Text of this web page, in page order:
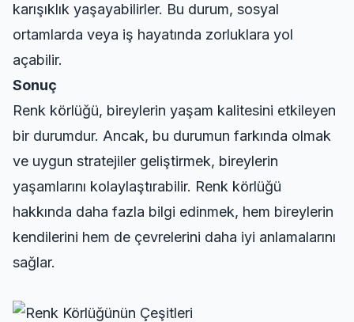
karışıklık yaşayabilirler. Bu durum, sosyal
ortamlarda veya iş hayatında zorluklara yol
açabilir.
Sonuç
Renk körlüğü, bireylerin yaşam kalitesini etkileyen
bir durumdur. Ancak, bu durumun farkında olmak
ve uygun stratejiler geliştirmek, bireylerin
yaşamlarını kolaylaştırabilir. Renk körlüğü
hakkında daha fazla bilgi edinmek, hem bireylerin
kendilerini hem de çevrelerini daha iyi anlamalarını
sağlar.